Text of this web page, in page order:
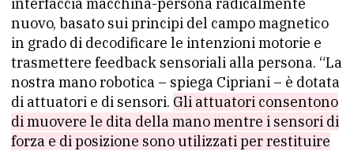
nuovo, basato sui principi del campo magnetico
in grado di decodificare le intenzioni motorie e
trasmettere feedback sensoriali alla persona. “La
nostra mano robotica – spiega Cipriani – è dotata
di attuatori e di sensori. Gli attuatori consentono
di muovere le dita della mano mentre i sensori di
forza e di posizione sono utilizzati per restituire